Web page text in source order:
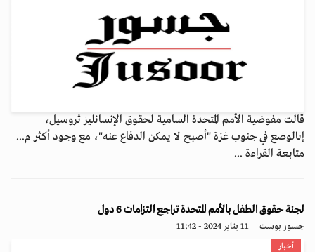
قالت مفوضية الأمم المتحدة السامية لحقوق الإنسانليز ثروسيل،
إنالوضع في جنوب غزة "أصبح لا يمكن الدفاع عنه"، مع وجود أكثر م...
متابعة القراءة ...
لجنة حقوق الطفل بالأمم المتحدة تراجع التزامات 6 دول
جسور بوست 11 يناير 2024 - 11:42
أخبار